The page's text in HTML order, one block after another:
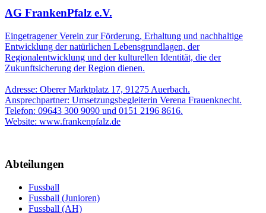
AG FrankenPfalz e.V.
Eingetragener Verein zur Förderung, Erhaltung und nachhaltige
Entwicklung der natürlichen Lebensgrundlagen, der
Regionalentwicklung und der kulturellen Identität, die der
Zukunftsicherung der Region dienen.
Adresse: Oberer Marktplatz 17, 91275 Auerbach.
Ansprechpartner: Umsetzungsbegleiterin Verena Frauenknecht.
Telefon: 09643 300 9090 und 0151 2196 8616.
Website: www.frankenpfalz.de
Abteilungen
Fussball
Fussball (Junioren)
Fussball (AH)